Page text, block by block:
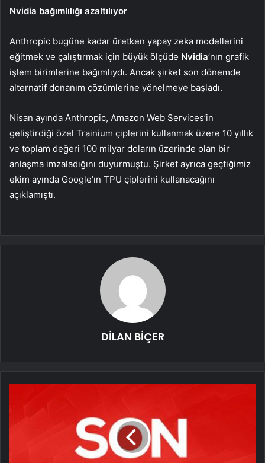
Nvidia bağımlılığı azaltılıyor
Anthropic bugüne kadar üretken yapay zeka modellerini
eğitmek ve çalıştırmak için büyük ölçüde Nvidia’nın grafik
işlem birimlerine bağımlıydı. Ancak şirket son dönemde
alternatif donanım çözümlerine yönelmeye başladı.
Nisan ayında Anthropic, Amazon Web Services’in
geliştirdiği özel Trainium çiplerini kullanmak üzere 10 yıllık
ve toplam değeri 100 milyar doların üzerinde olan bir
anlaşma imzaladığını duyurmuştu. Şirket ayrıca geçtiğimiz
ekim ayında Google’ın TPU çiplerini kullanacağını
açıklamıştı.
DİLAN BİÇER